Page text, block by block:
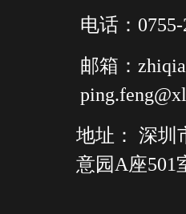
电话：0755-
邮箱：
地址： 深圳
意园A座501